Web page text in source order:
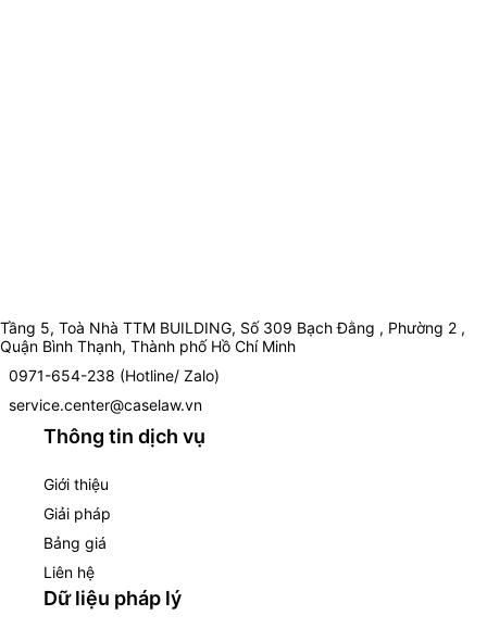
Tầng 5, Toà Nhà TTM BUILDING, Số 309 Bạch Đằng , Phường 2 ,
Quận Bình Thạnh, Thành phố Hồ Chí Minh
0971-654-238 (Hotline/ Zalo)
service.center@caselaw.vn
Thông tin dịch vụ
Giới thiệu
Giải pháp
Bảng giá
Liên hệ
Dữ liệu pháp lý